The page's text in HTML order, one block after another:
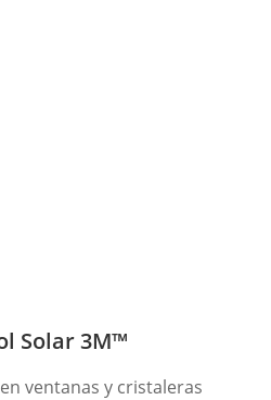
Solar 3M™
ventanas y cristaleras